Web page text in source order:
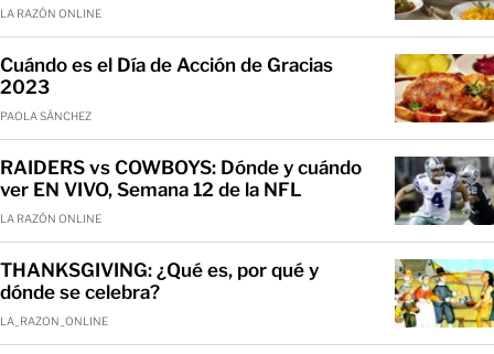
LA RAZÓN ONLINE
Cuándo es el Día de Acción de Gracias
2023
PAOLA SÁNCHEZ
RAIDERS vs COWBOYS: Dónde y cuándo
ver EN VIVO, Semana 12 de la NFL
LA RAZÓN ONLINE
THANKSGIVING: ¿Qué es, por qué y
dónde se celebra?
LA_RAZON_ONLINE